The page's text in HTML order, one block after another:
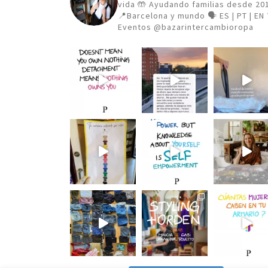
vida 🤲 Ayudando familias desde
📍Barcelona y mundo 🗣️ ES | PT | EN
Eventos @bazarintercambioropa